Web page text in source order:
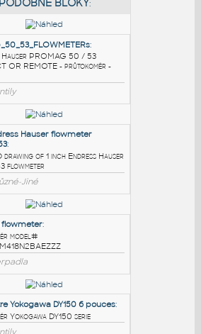
PODOBNÉ BLOKY
+ Hauser PROMAG 50 / 53
OR REMOTE - průtokoměr -
Ventily
Endress Hauser flowmeter
53:
3D drawing of 1 inch Endress Hauser
53 flowmeter
_Různé-Jiné